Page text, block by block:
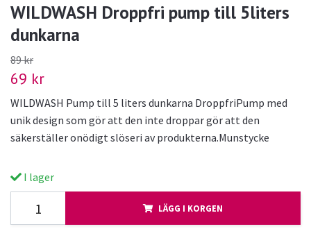
WILDWASH Droppfri pump till 5liters
dunkarna
89 kr
69 kr
WILDWASH Pump till 5 liters dunkarna DroppfriPump med
unik design som gör att den inte droppar gör att den
säkerställer onödigt slöseri av produkterna.Munstycke
I lager
LÄGG I KORGEN